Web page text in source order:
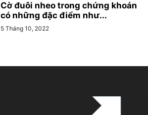
Cờ đuôi nheo trong chứng khoán
có những đặc điểm như...
5 Tháng 10, 2022